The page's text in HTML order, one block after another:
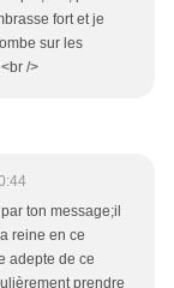
fort et je
sur les
/>
ton message;il
reine en ce
adepte de ce
prendre